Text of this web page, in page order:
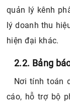
quản lý kênh
lý doanh thu
hiện đại khác.
2.2. Bảng
Nơi tính toán
cáo, hỗ trợ bộ